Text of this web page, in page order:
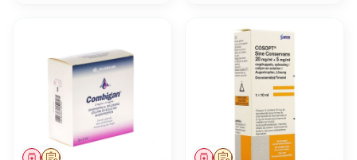
Op voorschrift
Geneesmiddel Op voorschrift
Geneesmiddel